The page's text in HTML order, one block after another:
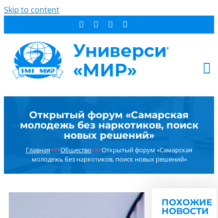
Skip to content
СТУДЕНТУ
ДОПОБРАЗОВАНИЕ
ОБ УНИВЕРСИТЕТЕ
НОВОСТИ
Открытый форум «Самарская
молодежь без наркотиков, поиск
новых решений»
Главная×××Общество×××Открытый форум «Самарская
молодежь без наркотиков, поиск новых решений»
ПОХОЖИЕ
НОВОСТИ